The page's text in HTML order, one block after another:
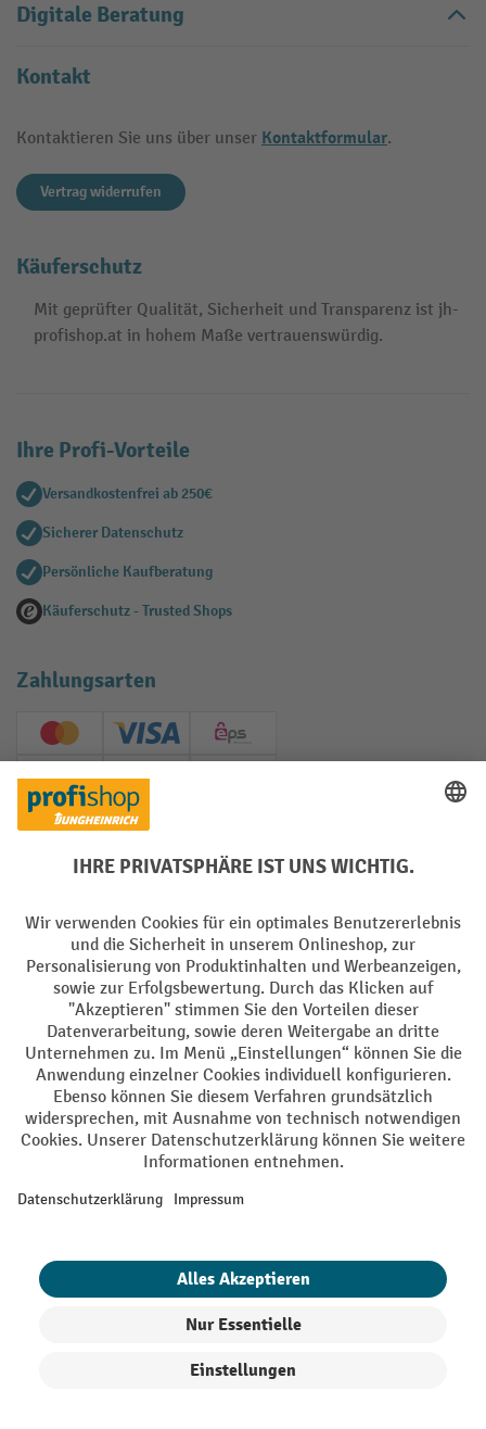
Digitale Beratung
Kontakt
Kontaktieren Sie uns über unser Kontaktformular.
Vertrag widerrufen
Käuferschutz
Mit geprüfter Qualität, Sicherheit und Transparenz ist jh-
profishop.at in hohem Maße vertrauenswürdig.
Ihre Profi-Vorteile
Versandkostenfrei ab 250€
Sicherer Datenschutz
Persönliche Kaufberatung
Käuferschutz - Trusted Shops
Zahlungsarten
Creditcard (Master)Creditcard (Visa)
EPS
PayPal
Soziale Netzwerke
Impressum Datenschutz
Barrierefreiheit Privacy Settings
Alle Preise exkl. gesetzl. Mehrwertsteuer zzgl.Versandkostenund ggf.
Nachnahmegebühren, wenn nicht anders angegeben.
¹ Der Rabatt gilt so lange der Vorrat reicht. Der Rabatt gilt nicht auf
oder Gutscheinen ist nicht möglich. | ² Der Rabatt wird einmalig bei
eingelöst werden. Die Höhe des Rabatts variiert je nach
Produktkategorie und beträgt bis zu 10 % (10 % auf Lager, Umwelt,
Heben | 7% auf Büro). Ausgenommen sind Elektro-Hubwagen,
Ausschluss von Werkzeug. Gilt nicht auf Sonderpreise. Kombination